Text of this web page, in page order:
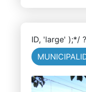
ID, 'large' );*/